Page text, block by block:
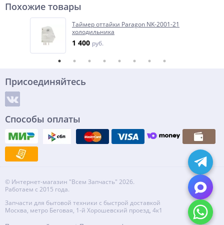
Похожие товары
Таймер оттайки Paragon NK-2001-21
холодильника
1 400 руб.
Присоединяйтесь
Способы оплаты
© Интернет-магазин "Всем Запчасть" 2026.
Работаем с 2015 года.
Запчасти для бытовой техники с быстрой доставкой
Москва, метро Беговая, 1-й Хорошевский проезд, 4к1